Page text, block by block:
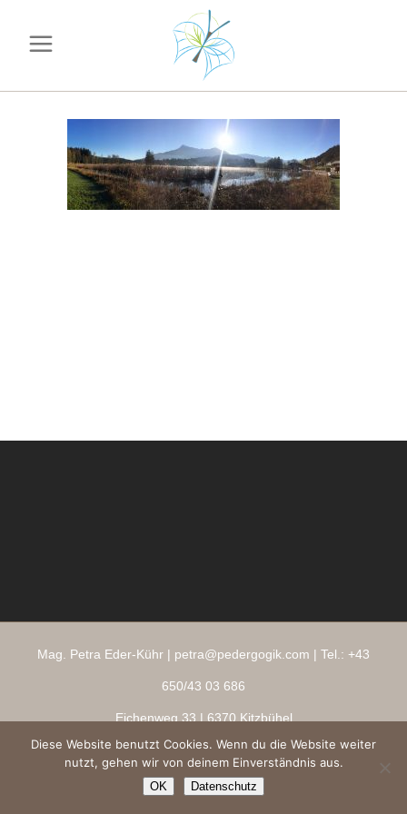
Mag. Petra Eder-Kühr | petra@pedergogik.com | Tel.: +43
650/43 03 686
Eichenweg 33 | 6370 Kitzbühel
Impressum|AGBs|Datenschutz|Ringana Shop
Copyright 2026 ® pedergogik.com
Diese Website benutzt Cookies. Wenn du die Website weiter
nutzt, gehen wir von deinem Einverständnis aus.
OK Datenschutz